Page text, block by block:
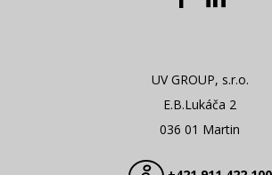
UV GROUP, s.r.o.
E.B.Lukáča 2
036 01 Martin